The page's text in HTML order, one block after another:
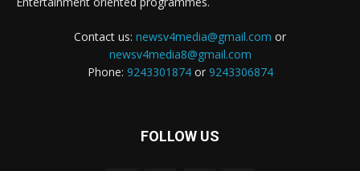
Contact us: newsv4media@gmail.com or
newsv4media8@gmail.com
Phone: 9243301874or 9243306874
FOLLOW US